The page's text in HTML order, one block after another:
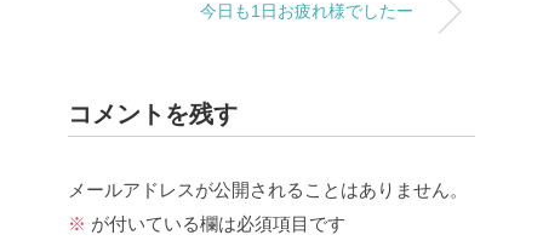
今日も1日お疲れ様でしたー
コメントを残す
メールアドレスが公開されることはありません。
※ が付いている欄は必須項目です